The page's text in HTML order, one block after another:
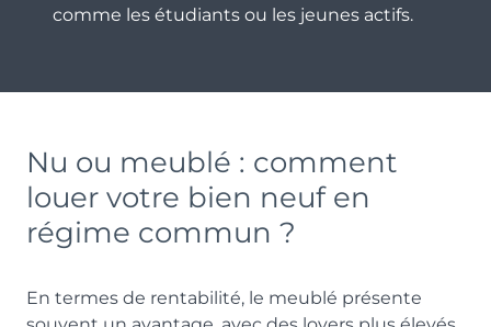
comme les étudiants ou les jeunes actifs.
Nu ou meublé : comment
louer votre bien neuf en
régime commun ?
En termes de rentabilité, le meublé présente